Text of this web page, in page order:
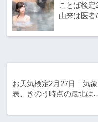
ことば検定
由来は医者
お天気検定2月27日｜気
表、きのう時点の最北は